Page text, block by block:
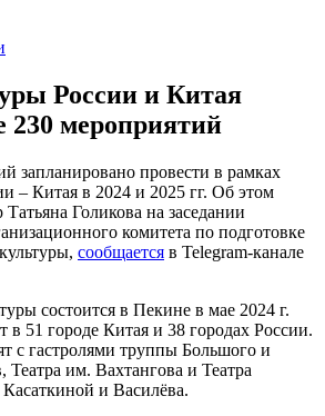
России и Китая
230 мероприятий
запланировано провести в рамках
– Китая в 2024 и 2025 гг. Об этом
Голикова на заседании
комитета по подготовке
сообщается в Telegram-канале
состоится в Пекине в мае 2024 г.
в 51 городе Китая и 38 городах России.
с гастролями труппы Большого и
Театра им. Вахтангова и Театра
Касаткиной и Василёва.